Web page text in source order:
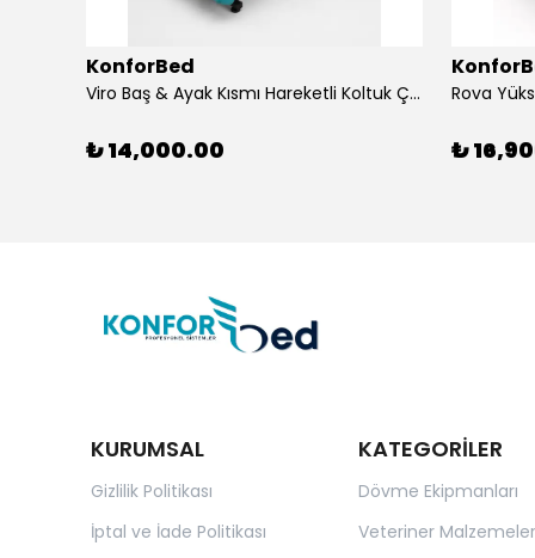
KonforBed
Viro Baş & Ayak Kısmı Hareketli Koltuk Çift Bacaklı
₺ 14,000.00 ₺
KURUMSAL
Gizlilik Politikası
İptal ve İade Politikası
KATEGORİLER
Dövme Ekipmanları
Veteriner